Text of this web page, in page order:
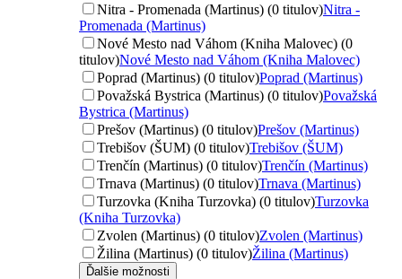
Nitra - Promenada (Martinus) (0 titulov)Nitra -
Promenada (Martinus)
Nové Mesto nad Váhom (Kniha Malovec) (0
titulov)Nové Mesto nad Váhom (Kniha Malovec)
Poprad (Martinus) (0 titulov)Poprad (Martinus)
Považská Bystrica (Martinus) (0 titulov)Považská
Bystrica (Martinus)
Prešov (Martinus) (0 titulov)Prešov (Martinus)
Trebišov (ŠUM) (0 titulov)Trebišov (ŠUM)
Trenčín (Martinus) (0 titulov)Trenčín (Martinus)
Trnava (Martinus) (0 titulov)Trnava (Martinus)
Turzovka (Kniha Turzovka) (0 titulov)Turzovka
(Kniha Turzovka)
Zvolen (Martinus) (0 titulov)Zvolen (Martinus)
Žilina (Martinus) (0 titulov)Žilina (Martinus)
Ďalšie možnosti